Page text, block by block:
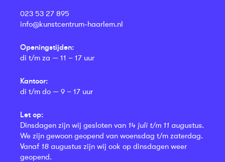
023 53 27 895
info@kunstcentrum-haarlem.nl
Openingstijden:
di t/m za — 11 – 17 uur
Kantoor:
di t/m do — 9 – 17 uur
Let op:
Dinsdagen zijn wij gesloten van 14 juli t/m 11 augustus.
We zijn gewoon geopend van woensdag t/m zaterdag.
Vanaf 18 augustus zijn wij ook op dinsdagen weer
geopend.